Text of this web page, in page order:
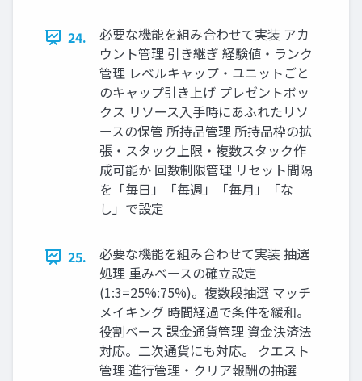
24.
必要な機能を組み合わせて実装 アカ
ウント管理 引き継ぎ 経験値・ランク
管理 レベルキャップ・ユニットごと
のキャップ引き上げ プレゼントボッ
クス リソース⼊⼿時にあふれたリソ
ースの保管 所持品管理 所持品枠の拡
張・スタック上限・複数スタック作
成可能か 回数制限管理 リセット間隔
を「毎⽇」「毎週」「毎⽉」「な
し」で設定
25.
必要な機能を組み合わせて実装 抽選
処理 重みベースの確⽴設定
(1:3=25%:75%)。複数段抽選 マッチ
メイキング 時間経過で条件を緩和。
役割ベース 課⾦通貨管理 資⾦決済法
対応。⼆次通貨にも対応。 クエスト
管理 進⾏管理・クリア報酬の抽選